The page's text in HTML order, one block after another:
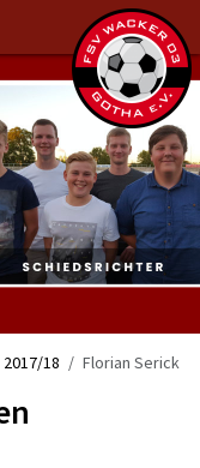
2017/18 Florian Serick